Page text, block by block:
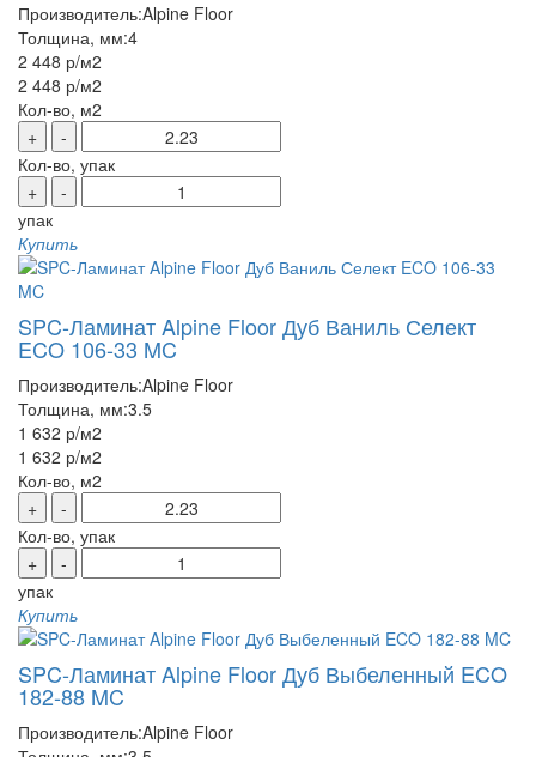
Производитель:Alpine Floor
Толщина, мм:4
2 448 р/м2
2 448 р/м2
Кол-во, м2
+
-
Кол-во, упак
+
-
упак
Купить
SPC-Ламинат Alpine Floor Дуб Ваниль Селект
ECO 106-33 MC
Производитель:Alpine Floor
Толщина, мм:3.5
1 632 р/м2
1 632 р/м2
Кол-во, м2
+
-
Кол-во, упак
+
-
упак
Купить
SPC-Ламинат Alpine Floor Дуб Выбеленный ECO
182-88 MC
Производитель:Alpine Floor